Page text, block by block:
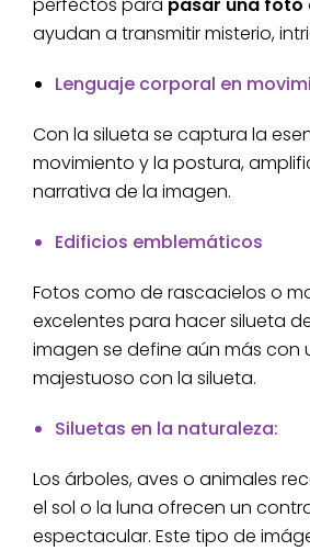
perfectos para pasar una foto
ayudan a transmitir misterio,
Lenguaje corporal en
Con la silueta se captura la
movimiento y la postura,
narrativa de la imagen.
Edificios emblemáticos
Fotos como de rascacielos o
excelentes para hacer silueta
imagen se define aún más con
majestuoso con la silueta.
Siluetas en la naturaleza:
Los árboles, aves o animales
el sol o la luna ofrecen un
espectacular. Este tipo de